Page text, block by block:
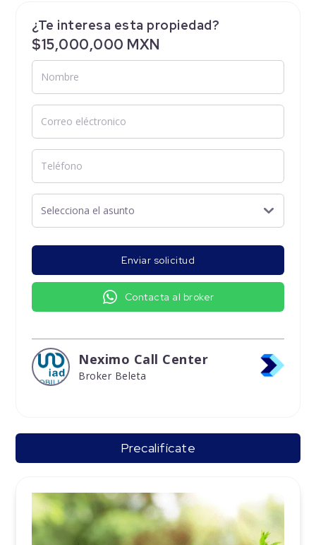
¿Te interesa esta propiedad?
$15,000,000 MXN
Enviar solicitud
Contacta al broker
Neximo Call Center
Broker Beleta
Precalifícate